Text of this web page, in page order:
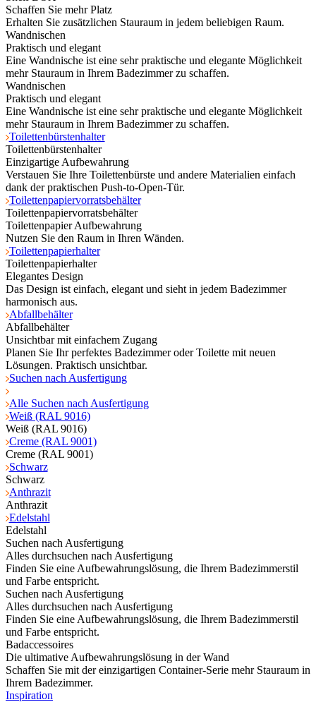
Schaffen Sie mehr Platz
Erhalten Sie zusätzlichen Stauraum in jedem beliebigen Raum.
Wandnischen
Praktisch und elegant
Eine Wandnische ist eine sehr praktische und elegante Möglichkeit
mehr Stauraum in Ihrem Badezimmer zu schaffen.
Wandnischen
Praktisch und elegant
Eine Wandnische ist eine sehr praktische und elegante Möglichkeit
mehr Stauraum in Ihrem Badezimmer zu schaffen.
Toilettenbürstenhalter
Toilettenbürstenhalter
Einzigartige Aufbewahrung
Verstauen Sie Ihre Toilettenbürste und andere Materialien einfach
dank der praktischen Push-to-Open-Tür.
Toilettenpapiervorratsbehälter
Toilettenpapiervorratsbehälter
Toilettenpapier Aufbewahrung
Nutzen Sie den Raum in Ihren Wänden.
Toilettenpapierhalter
Toilettenpapierhalter
Elegantes Design
Das Design ist einfach, elegant und sieht in jedem Badezimmer
harmonisch aus.
Abfallbehälter
Abfallbehälter
Unsichtbar mit einfachem Zugang
Planen Sie Ihr perfektes Badezimmer oder Toilette mit neuen
Lösungen. Praktisch unsichtbar.
Suchen nach Ausfertigung
Alle Suchen nach Ausfertigung
Weiß (RAL 9016)
Weiß (RAL 9016)
Creme (RAL 9001)
Creme (RAL 9001)
Schwarz
Schwarz
Anthrazit
Anthrazit
Edelstahl
Edelstahl
Suchen nach Ausfertigung
Alles durchsuchen nach Ausfertigung
Finden Sie eine Aufbewahrungslösung, die Ihrem Badezimmerstil
und Farbe entspricht.
Suchen nach Ausfertigung
Alles durchsuchen nach Ausfertigung
Finden Sie eine Aufbewahrungslösung, die Ihrem Badezimmerstil
und Farbe entspricht.
Badaccessoires
Die ultimative Aufbewahrungslösung in der Wand
Schaffen Sie mit der einzigartigen Container-Serie mehr Stauraum in
Ihrem Badezimmer.
Inspiration